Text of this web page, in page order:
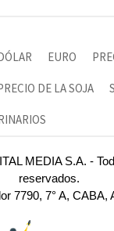
EURO
DE LA SOJA
MEDIA S.A. -
reservados.
7790, 7° A, CABA,